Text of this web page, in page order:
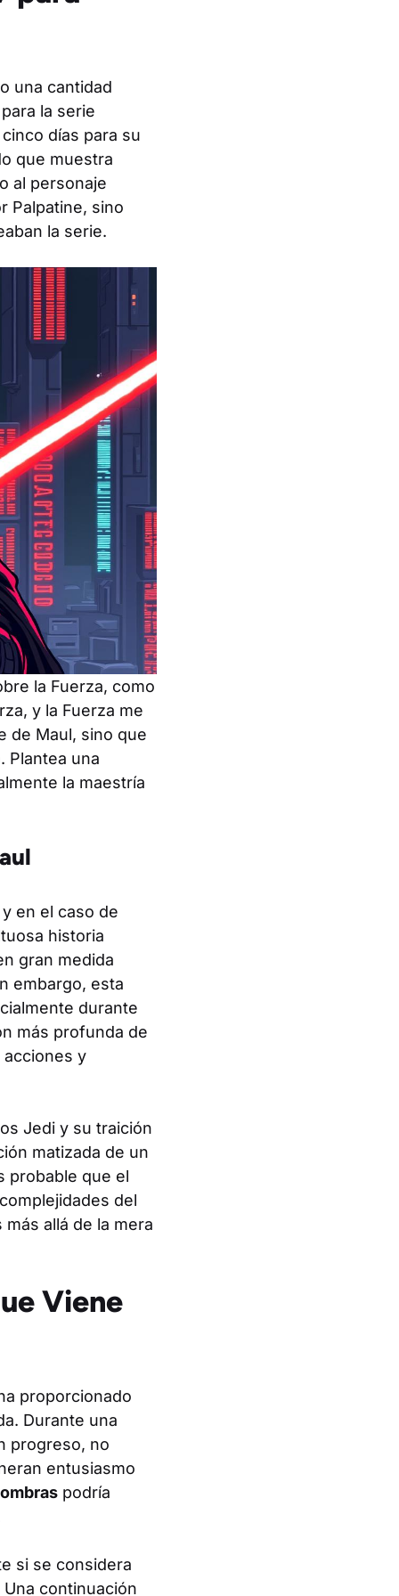
una cantidad
la serie
días para su
que muestra
al personaje
Palpatine, sino
la serie.
la Fuerza, como
y la Fuerza me
de Maul, sino que
Plantea una
la maestría
en el caso de
historia
gran medida
embargo, esta
durante
más profunda de
y
Jedi y su traición
matizada de un
probable que el
del
allá de la mera
Viene
proporcionado
Durante una
progreso, no
entusiasmo
podría
si se considera
continuación